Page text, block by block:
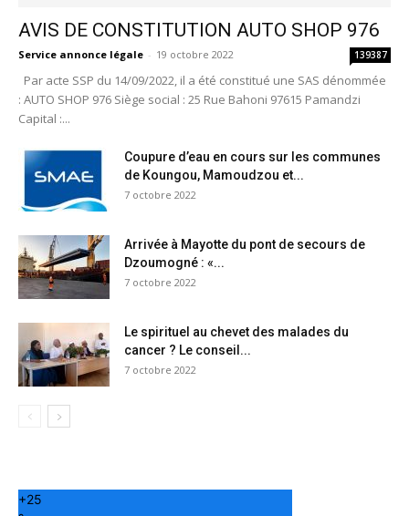
AVIS DE CONSTITUTION AUTO SHOP 976
Service annonce légale - 19 octobre 2022 139387
Par acte SSP du 14/09/2022, il a été constitué une SAS dénommée
: AUTO SHOP 976 Siège social : 25 Rue Bahoni 97615 Pamandzi
Capital :...
Coupure d’eau en cours sur les communes
de Koungou, Mamoudzou et...
7 octobre 2022
Arrivée à Mayotte du pont de secours de
Dzoumogné : «...
7 octobre 2022
Le spirituel au chevet des malades du
cancer ? Le conseil...
7 octobre 2022
+25